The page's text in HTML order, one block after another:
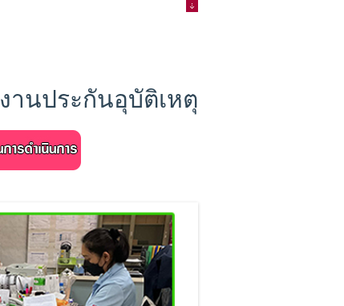
งานประกันอุบัติเหตุ